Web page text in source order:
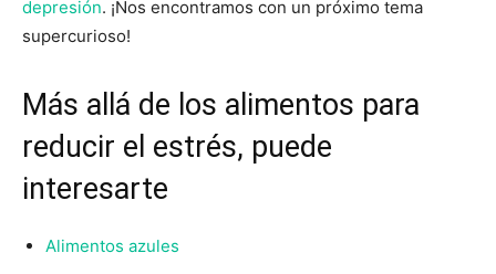
depresión. ¡Nos encontramos con un próximo tema
supercurioso!
Más allá de los alimentos para
reducir el estrés, puede
interesarte
Alimentos azules